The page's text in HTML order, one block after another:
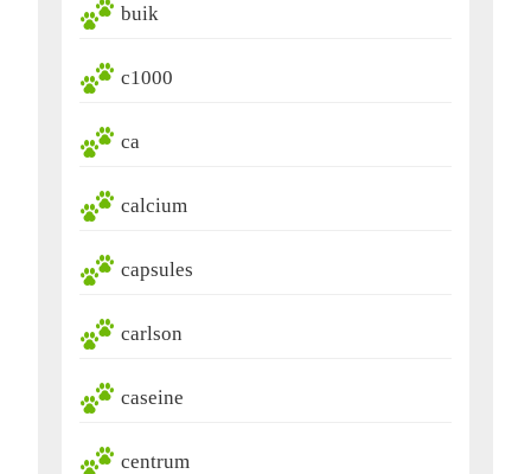
buik
c1000
ca
calcium
capsules
carlson
caseine
centrum